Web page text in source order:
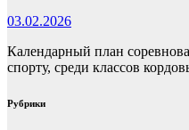
03.02.2026
Календарный план
спорту, среди классов
Рубрики